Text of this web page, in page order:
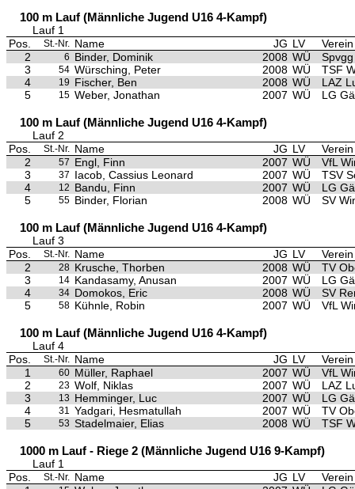
100 m Lauf (Männliche Jugend U16 4-Kampf)
Lauf 1
Pos.
St.-Nr. Name JG LV
Verein
2
6 Binder, Dominik 2008 WÜ
3
54 Würsching, Peter 2008 WÜ
TSF
4
19 Fischer, Ben 2008 WÜ
LAZ
5
15 Weber, Jonathan 2007 WÜ LG
100 m Lauf (Männliche Jugend U16 4-Kampf)
Lauf 2
Pos.
St.-Nr. Name JG LV
Verein
2
57 Engl, Finn 2007 WÜ
VfL
3
37 Iacob, Cassius Leonard 2007 WÜ
TSV
4
12 Bandu, Finn 2007 WÜ
LG
5
55 Binder, Florian 2008 WÜ SV
100 m Lauf (Männliche Jugend U16 4-Kampf)
Lauf 3
Pos.
St.-Nr. Name JG LV
Verein
2
28 Krusche, Thorben 2008 WÜ
TV
3
14 Kandasamy, Anusan 2007 WÜ
LG
4
34 Domokos, Eric 2008 WÜ
SV
5
58 Kühnle, Robin 2007 WÜ VfL
100 m Lauf (Männliche Jugend U16 4-Kampf)
Lauf 4
Pos.
St.-Nr. Name JG LV
Verein
1
60 Müller, Raphael 2007 WÜ
VfL
2
23 Wolf, Niklas 2007 WÜ
LAZ
3
13 Hemminger, Luc 2007 WÜ
LG
4
31 Yadgari, Hesmatullah 2007 WÜ
TV
5
53 Stadelmaier, Elias 2008 WÜ TSF
1000 m Lauf - Riege 2 (Männliche Jugend U16 9-Kampf)
Lauf 1
Pos.
St.-Nr. Name JG LV
Verein